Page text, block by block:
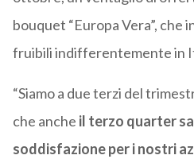
bouquet “Europa Vera”, che
fruibili indifferentemente in
“Siamo a due terzi del
che anche il terzo quarter
soddisfazione per i nostri